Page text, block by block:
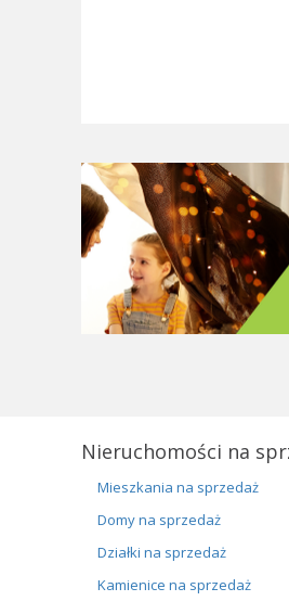
Nieruchomości na
Mieszkania na sprzedaż
Domy na sprzedaż
Działki na sprzedaż
Kamienice na sprzedaż